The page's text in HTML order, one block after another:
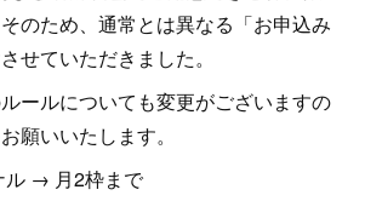
のため、通常とは異なる「お申込み
せていただきました。
ールについても変更がございますの
願いいたします。
→ 月2枠まで